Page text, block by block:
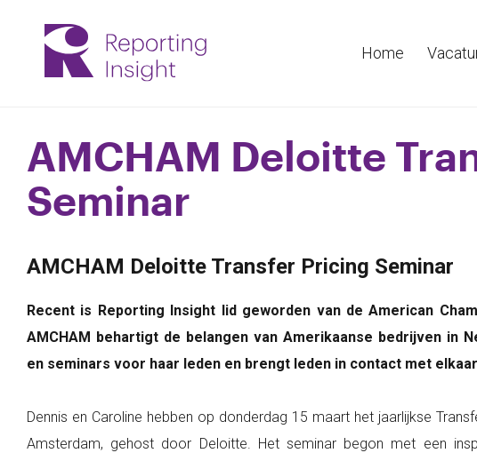
Home
AMCHAM Deloitte
Seminar
AMCHAM Deloitte Transfer Pricing Seminar
Recent is Reporting Insight lid geworden van de American
AMCHAM behartigt de belangen van Amerikaanse bedrijven in
en seminars voor haar leden en brengt leden in contact met
Dennis en Caroline hebben op donderdag 15 maart het jaarlijkse
Amsterdam, gehost door Deloitte. Het seminar begon met een